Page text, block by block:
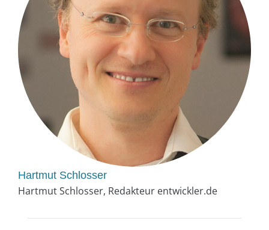
Hartmut Schlosser
Hartmut Schlosser, Redakteur entwickler.de